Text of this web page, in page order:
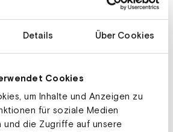
Details Über Cookies
Cookies
um Inhalte und Anzeigen zu
für soziale Medien
und die Zugriffe auf unsere
Nachhaltige
Trainingsinfrastruktur für den
Ski Austria Academy
Ski Austria Academy ehrt treue
Stammgäste des Skitechnik
Camps